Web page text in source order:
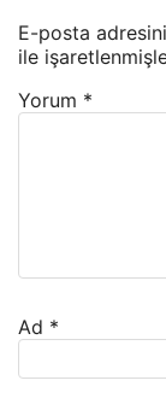
E-posta
ile
Yorum *
Ad *